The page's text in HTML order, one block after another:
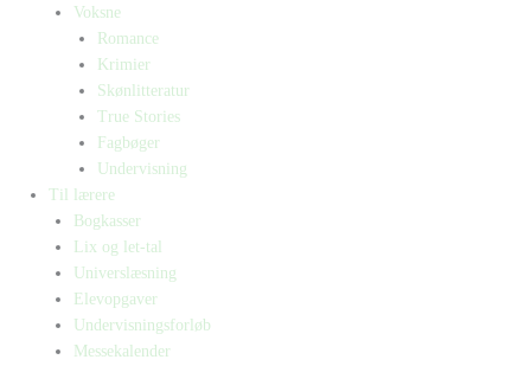
Voksne
Romance
Krimier
Skønlitteratur
True Stories
Fagbøger
Undervisning
Til lærere
Bogkasser
Lix og let-tal
Universlæsning
Elevopgaver
Undervisningsforløb
Messekalender